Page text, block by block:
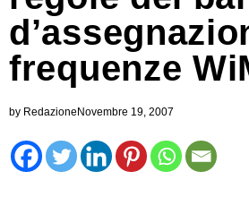
frequenze
by RedazioneNovembre 19, 2007